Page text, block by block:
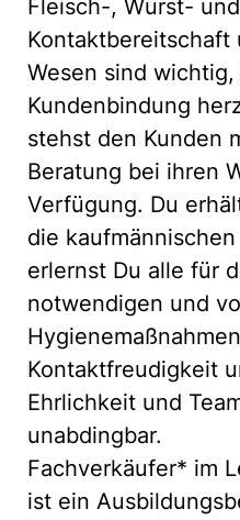
Fleisch-, Wurst-
Wesen sind
Kundenbindung
stehst den Kunden
Beratung bei ihren
Verfügung. Du
die
erlernst Du alle für
notwendigen und
Kontaktfreudigkeit
Ehrlichkeit und
unabdingbar.
Fachverkäufer* im
ist ein